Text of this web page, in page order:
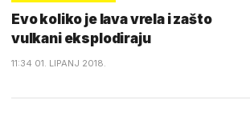
Evo koliko je lava vrela i zašto
vulkani eksplodiraju
11:34 01. LIPANJ 2018.